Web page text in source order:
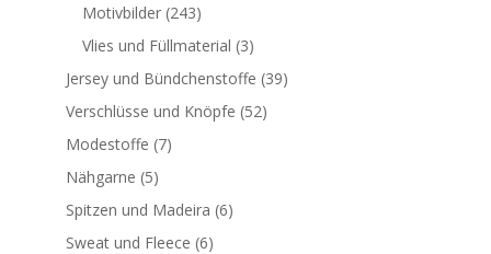
Motivbilder (243)
Vlies und Füllmaterial (3)
Jersey und Bündchenstoffe (39)
Verschlüsse und Knöpfe (52)
Modestoffe (7)
Nähgarne (5)
Spitzen und Madeira (6)
Sweat und Fleece (6)